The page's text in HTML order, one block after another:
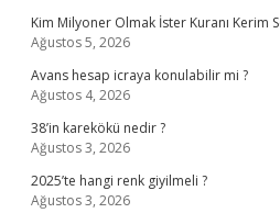
Kim Milyoner Olmak İster Kuranı Kerim
Ağustos 5, 2026
Avans hesap icraya konulabilir mi ?
Ağustos 4, 2026
38’in karekökü nedir ?
Ağustos 3, 2026
2025’te hangi renk giyilmeli ?
Ağustos 3, 2026